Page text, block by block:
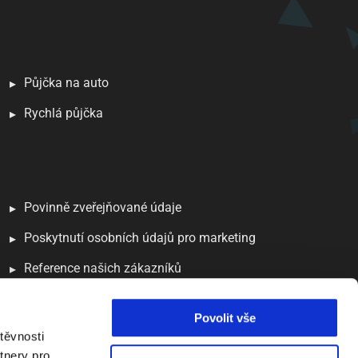
Povolit vše
Půjčka na auto
Rychlá půjčka
Povinně zveřejňované údaje
Poskytnutí osobních údajů pro marketing
Reference našich zákazníků